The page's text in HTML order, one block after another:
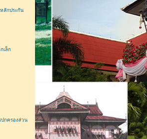
ลักประกัน
เล็ก
กครองส่วน